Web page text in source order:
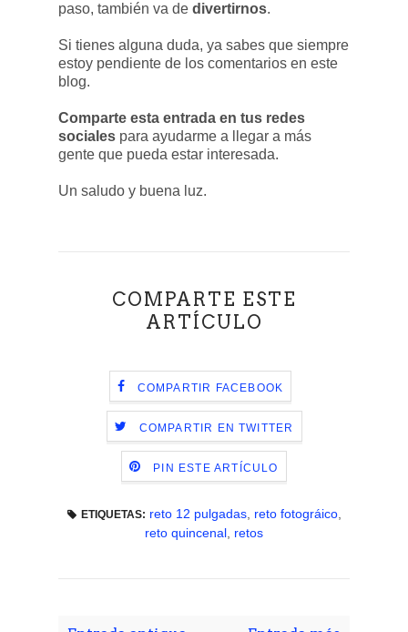
paso, también va de divertirnos.
Si tienes alguna duda, ya sabes que siempre
estoy pendiente de los comentarios en este
blog.
Comparte esta entrada en tus redes
sociales para ayudarme a llegar a más
gente que pueda estar interesada.
Un saludo y buena luz.
COMPARTE ESTE
ARTÍCULO
COMPARTIR FACEBOOK
COMPARTIR EN TWITTER
PIN ESTE ARTÍCULO
ETIQUETAS: reto 12 pulgadas, reto fotográico,
reto quincenal, retos